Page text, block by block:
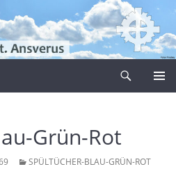
Grün-Rot
SPÜLTÜCHER-BLAU-GRÜN-ROT